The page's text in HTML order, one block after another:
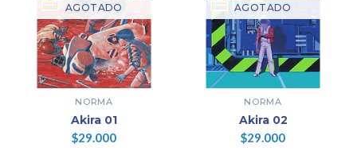
AGOTADO
NORMA
Akira 01
$29.000
AGOTADO
NORMA
Akira 02
$29.000